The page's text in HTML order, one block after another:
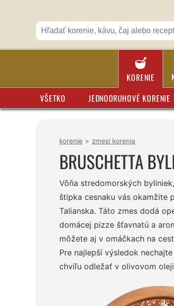
KORENIE
VŠETKO JEDNODRUHOVÉ KORENIE
korenie > zmesi korenia
BRUSCHETTA
Vôňa stredomorských
štipka cesnaku vás okamžite
Talianska. Táto zmes dodá
domácej pizze šťavnatú a
môžete aj v omáčkach na
Pre najlepší výsledok
chvíľu odležať v olivovom